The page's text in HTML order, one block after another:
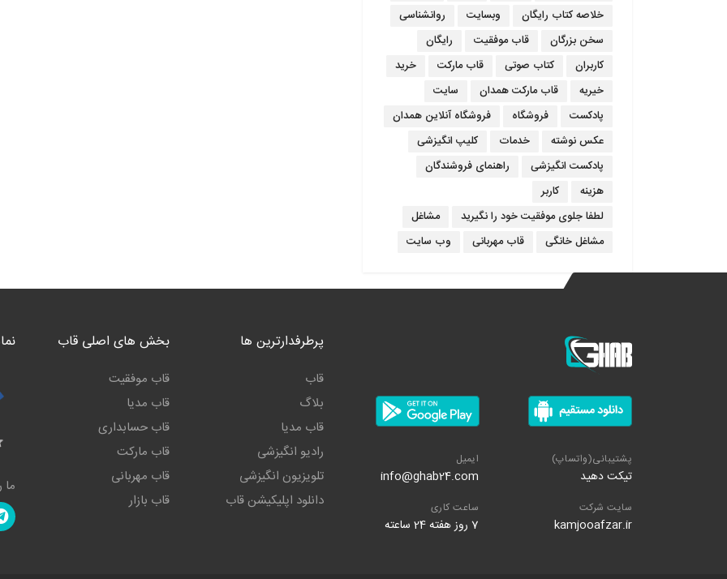
خلاصه کتاب رایگان
وبسایت
روانشناسی
سخن بزرگان
قاب موفقیت
رایگان
کاربران
کتاب صوتی قاب مارکت
خرید
خیریه
قاب مارکت همدان
سایت
پادکست
فروشگاه
فروشگاه آنلاین همدان
عکس نوشته
خدمات
کلیپ انگیزشی
پادکست انگیزشی
راهنمای فروشندگان
هزینه
کاربر
لطفا جلوی موفقیت خود را نگیرید
مشاغل
مشاغل خانگی
قاب مهربانی وب سایت
پشتیبانی(واتساپ)
تیکت دهید
ایمیل
info@ghab24.com
سایت شرکت
kamjooafzar.ir
ساعت کاری
7 روز هفته 24 ساعته
پرطرفدارترین ها
قاب
بلاگ
قاب مدیا
رادیو انگیزشی
تلویزیون انگیزشی
دانلود اپلیکیشن قاب
بخش های اصلی قاب
قاب موفقیت
قاب مدیا
قاب حسابداری
قاب مارکت
قاب مهربانی
قاب بازار
ما